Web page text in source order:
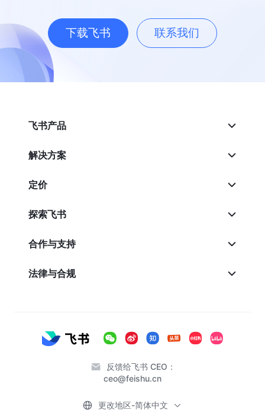
下载飞书 联系我们
飞书产品
解决方案
定价
探索飞书
合作与支持
法律与合规
反馈给飞书 CEO：
ceo@feishu.cn
更改地区-简体中文